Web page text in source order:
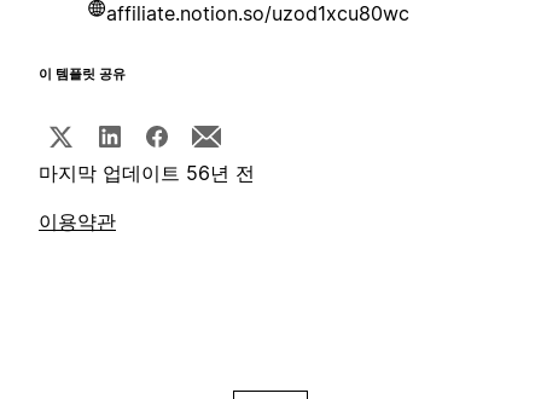
affiliate.notion.so/uzod1xcu80wc
이 템플릿 공유
마지막 업데이트 56년 전
이용약관